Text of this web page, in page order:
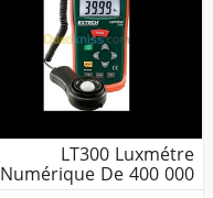
LT300 Luxmétre
Numérique De 400 000